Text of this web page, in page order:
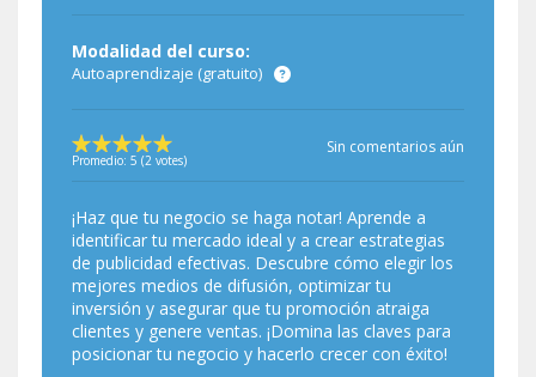
Modalidad del curso:
Autoaprendizaje (gratuito)
Promedio: 5 (2 votes)
Sin comentarios aún
¡Haz que tu negocio se haga notar! Aprende a
identificar tu mercado ideal y a crear estrategias
de publicidad efectivas. Descubre cómo elegir los
mejores medios de difusión, optimizar tu
inversión y asegurar que tu promoción atraiga
clientes y genere ventas. ¡Domina las claves para
posicionar tu negocio y hacerlo crecer con éxito!